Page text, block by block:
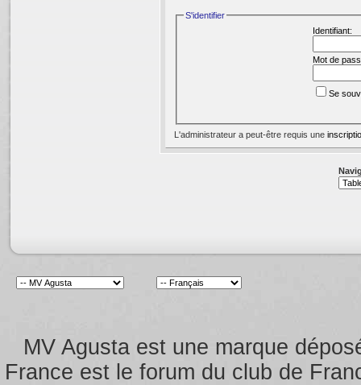
S'identifier
Identifiant:
Mot de
Se
L'administrateur a peut-être requis une
MV Agusta est une marque
France est le forum du club de